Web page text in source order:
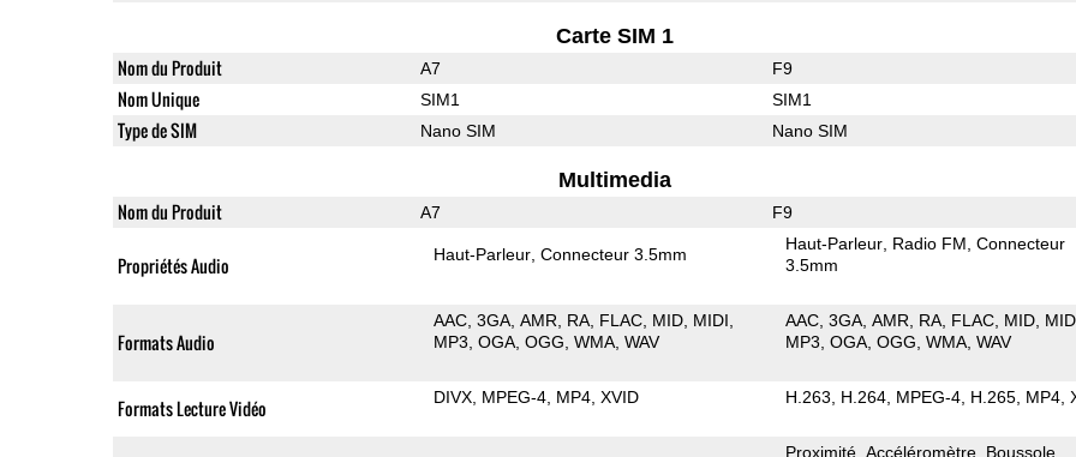
Carte SIM 1
Nom du Produit A7 F9
Nom Unique SIM1 SIM1
Type de SIM Nano SIM Nano SIM
Multimedia
Nom du Produit A7 F9
Propriétés Audio Haut-Parleur Connecteur 3.5mm
Haut-Parleur Radio FM Connecteur
3.5mm
Formats Audio
AAC 3GA AMR RA FLAC MID MIDI
MP3 OGA OGG WMA WAV
AAC 3GA AMR RA FLAC MID
MP3 OGA OGG WMA WAV
Formats Lecture Vidéo DIVX MPEG-4 MP4 XVID H.263 H.264 MPEG-4 H.265 MP4
Proximité Accéléromètre Boussole